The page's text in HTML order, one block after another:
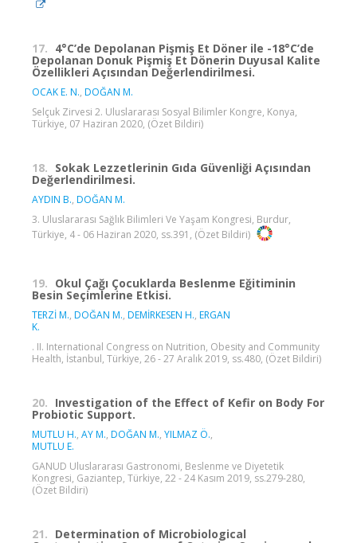
17. 4°C’de Depolanan Pişmiş Et Döner ile -18°C’de
Depolanan Donuk Pişmiş Et Dönerin Duyusal Kalite
Özellikleri Açısından Değerlendirilmesi.
OCAK E. N., DOĞAN M.
Selçuk Zirvesi 2. Uluslararası Sosyal Bilimler Kongre, Konya,
Türkiye, 07 Haziran 2020, (Özet Bildiri)
18. Sokak Lezzetlerinin Gıda Güvenliği Açısından
Değerlendirilmesi.
AYDIN B., DOĞAN M.
3. Uluslararası Sağlık Bilimleri Ve Yaşam Kongresi, Burdur,
Türkiye, 4 - 06 Haziran 2020, ss.391, (Özet Bildiri)
19. Okul Çağı Çocuklarda Beslenme Eğitiminin
Besin Seçimlerine Etkisi.
TERZİ M., DOĞAN M., DEMİRKESEN H., ERGAN
K.
. II. International Congress on Nutrition, Obesity and Community
Health, İstanbul, Türkiye, 26 - 27 Aralık 2019, ss.480, (Özet Bildiri)
20. Investigation of the Effect of Kefir on Body For
Probiotic Support.
MUTLU H., AY M., DOĞAN M., YILMAZ Ö.,
MUTLU E.
GANUD Uluslararası Gastronomi, Beslenme ve Diyetetik
Kongresi, Gaziantep, Türkiye, 22 - 24 Kasım 2019, ss.279-280,
(Özet Bildiri)
21. Determination of Microbiological